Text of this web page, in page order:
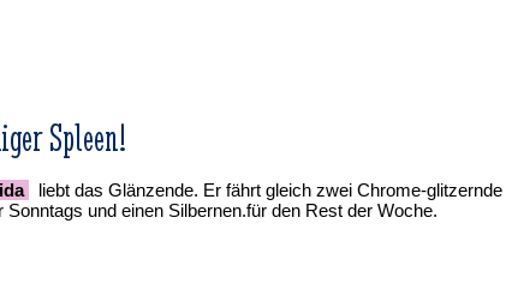
Spleen!
liebt das Glänzende. Er fährt gleich zwei Chrome-glitzernde
Sonntags und einen Silbernen.für den Rest der Woche.